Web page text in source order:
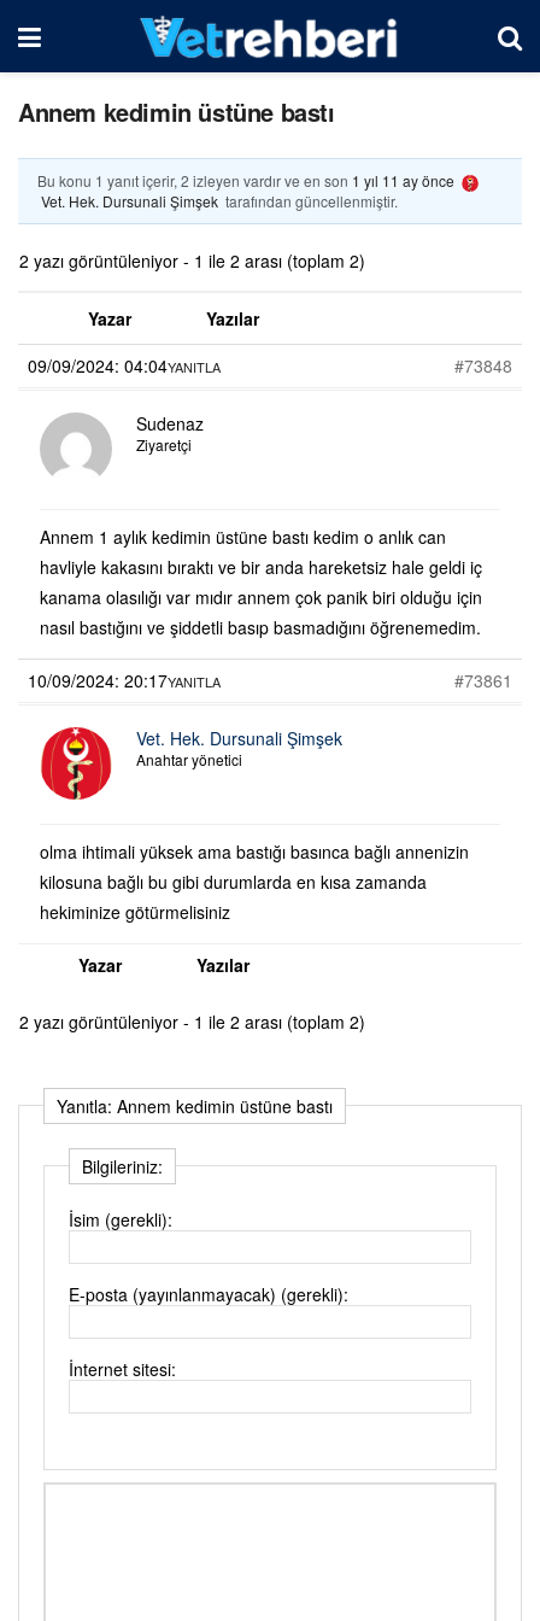
Annem kedimin üstüne bastı
Bu konu 1 yanıt içerir, 2 izleyen vardır ve en son 1 yıl 11 ay önce
Vet. Hek. Dursunali Şimşek tarafından güncellenmiştir.
2 yazı görüntüleniyor - 1 ile 2 arası (toplam 2)
Yazar
Yazılar
09/09/2024: 04:04
#73848
YANITLA
Sudenaz
Ziyaretçi
Annem 1 aylık kedimin üstüne bastı kedim o anlık can
havliyle kakasını bıraktı ve bir anda hareketsiz hale geldi iç
kanama olasılığı var mıdır annem çok panik biri olduğu için
nasıl bastığını ve şiddetli basıp basmadığını öğrenemedim.
10/09/2024: 20:17 #73861
YANITLA
Vet. Hek. Dursunali Şimşek
Anahtar yönetici
olma ihtimali yüksek ama bastığı basınca bağlı annenizin
kilosuna bağlı bu gibi durumlarda en kısa zamanda
hekiminize götürmelisiniz
Yazar Yazılar
2 yazı görüntüleniyor - 1 ile 2 arası (toplam 2)
Yanıtla: Annem kedimin üstüne bastı
Bilgileriniz:
İsim (gerekli):
E-posta (yayınlanmayacak) (gerekli):
İnternet sitesi: